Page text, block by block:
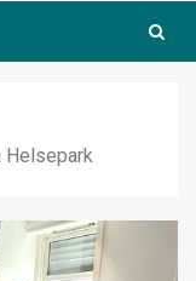
Helsepark